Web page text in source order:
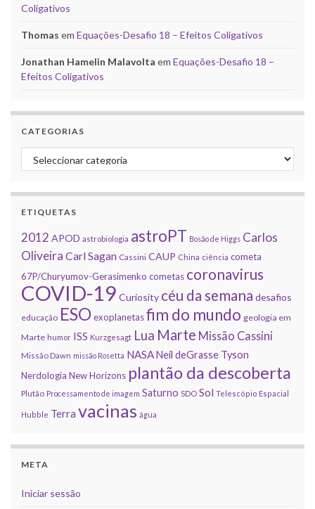
Coligativos
Thomas em Equações-Desafio 18 – Efeitos Coligativos
Jonathan Hamelin Malavolta em Equações-Desafio 18 –
Efeitos Coligativos
CATEGORIAS
Categorias
ETIQUETAS
2012 APOD astrobiologia astroPT Bosão de Higgs Carlos
Oliveira Carl Sagan Cassini CAUP China ciência cometa
67P/Churyumov-Gerasimenko cometas coronavirus
COVID-19 Curiosity céu da semana desafios
educação ESOexoplanetasfim do mundo geologia em
Marte humor ISS Kurzgesagt Lua Marte Missão Cassini
Missão Dawn missão Rosetta NASANeil deGrasse Tyson
Nerdologia New Horizons plantão da descoberta
Plutão Processamento de imagem Saturno SDO Sol Telescópio Espacial
Hubble Terra vacinas água
META
Iniciar sessão